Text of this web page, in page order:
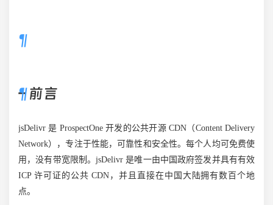
– 前言
jsDelivr 是 ProspectOne 开发的公共开源 CDN（Content Delivery
Network），专注于性能，可靠性和安全性。每个人均可免费使
用，没有带宽限制。jsDelivr 是唯一由中国政府签发并具有有效
ICP 许可证的公共 CDN，并且直接在中国大陆拥有数百个地
点。